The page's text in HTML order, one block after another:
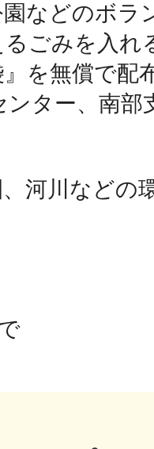
などのボラ
ごみを入れ
を無償で配
ンター、南部
河川などの
鴻巣